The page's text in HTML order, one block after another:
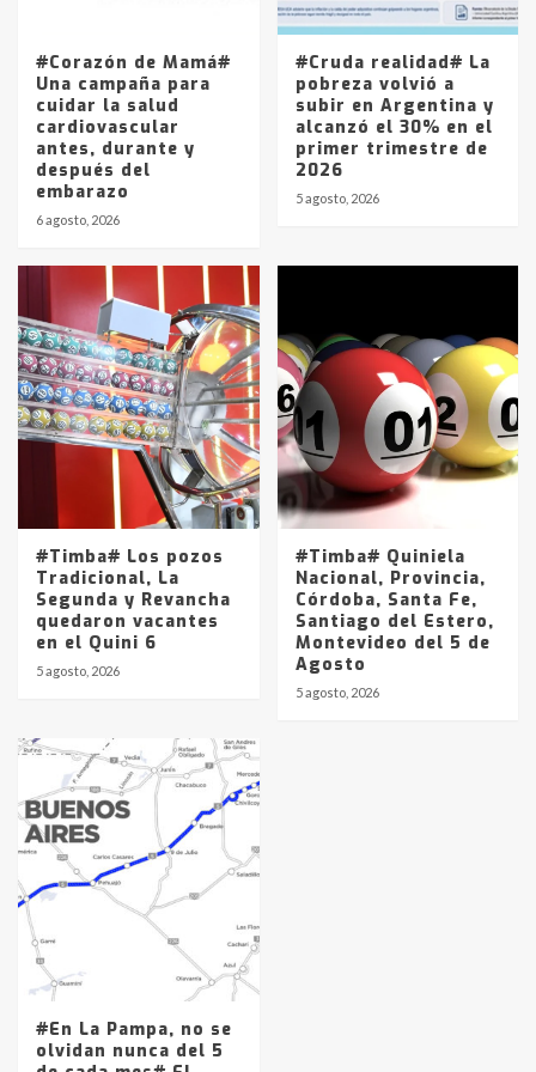
La Pampa, desde YPF hasta Axion
entre 857 a 1338 pesos
#Corazón de Mamá#
Una campaña para
cuidar la salud
cardiovascular
antes, durante y
después del
embarazo
6 agosto, 2026
#Cruda realidad# La
pobreza volvió a
subir en Argentina y
alcanzó el 30% en el
primer trimestre de
2026
5 agosto, 2026
#Timba# Los pozos
Tradicional, La
Segunda y Revancha
quedaron vacantes
en el Quini 6
5 agosto, 2026
#Timba# Quiniela
Nacional, Provincia,
Córdoba, Santa Fe,
Santiago del Estero,
Montevideo del 5 de
Agosto
5 agosto, 2026
#En La Pampa, no se
olvidan nunca del 5